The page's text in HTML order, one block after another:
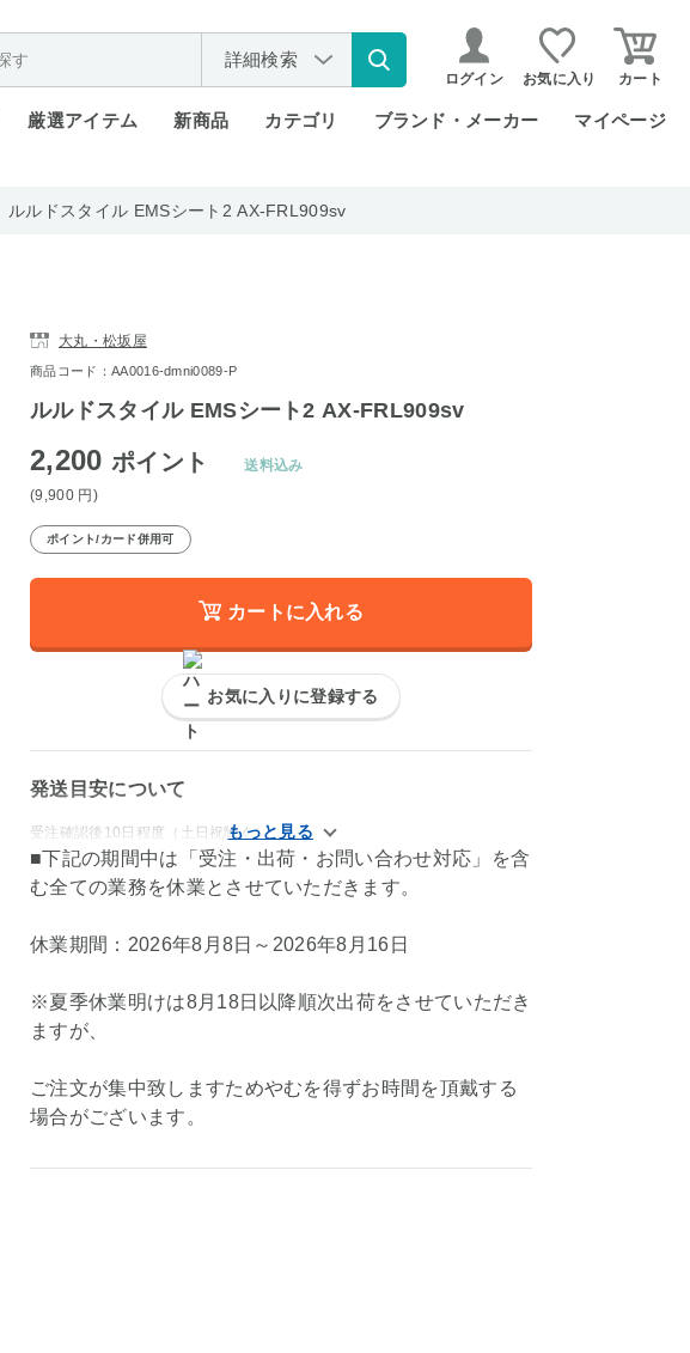
詳細検索
ログイン お気に入り カート
厳選アイテム 新商品 カテゴリ ブランド・メーカー マイページ
ルルドスタイル EMSシート2 AX-FRL909sv
大丸・松坂屋
商品コード：AA0016-dmni0089-P
ルルドスタイル EMSシート2 AX-FRL909sv
2,200 ポイント
(9,900 円 )
送料込み
ポイント/カード併用可
カートに入れる
お気に入りに登録する
発送目安について
受注確認後10日程度（土日祝除く）
■下記の期間中は「受注・出荷・お問い合わせ対応」を含
む全ての業務を休業とさせていただきます。
休業期間：2026年8月8日～2026年8月16日
※夏季休業明けは8月18日以降順次出荷をさせていただき
ますが、
ご注文が集中致しますためやむを得ずお時間を頂戴する
場合がございます。